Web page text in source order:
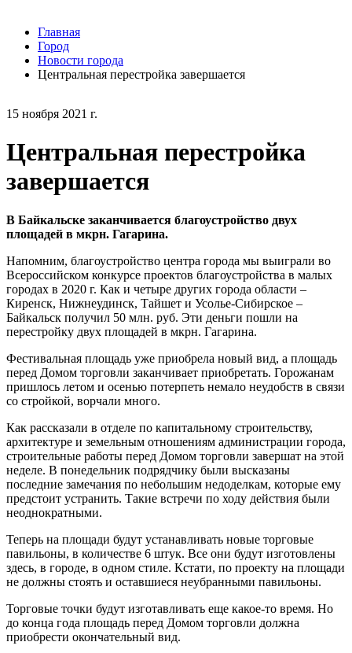
15 ноября 2021 г.
Центральная перестройка
завершается
В Байкальске заканчивается благоустройство двух
площадей в мкрн. Гагарина.
Напомним, благоустройство центра города мы выиграли во
Всероссийском конкурсе проектов благоустройства в малых
городах в 2020 г. Как и четыре других города области –
Киренск, Нижнеудинск, Тайшет и Усолье-Сибирское –
Байкальск получил 50 млн. руб. Эти деньги пошли на
перестройку двух площадей в мкрн. Гагарина.
Фестивальная площадь уже приобрела новый вид, а площадь
перед Домом торговли заканчивает приобретать. Горожанам
пришлось летом и осенью потерпеть немало неудобств в связи
со стройкой, ворчали много.
Как рассказали в отделе по капитальному строительству,
архитектуре и земельным отношениям администрации города,
строительные работы перед Домом торговли завершат на этой
неделе. В понедельник подрядчику были высказаны
последние замечания по небольшим недоделкам, которые ему
предстоит устранить. Такие встречи по ходу действия были
неоднократными.
Теперь на площади будут устанавливать новые торговые
павильоны, в количестве 6 штук. Все они будут изготовлены
здесь, в городе, в одном стиле. Кстати, по проекту на площади
не должны стоять и оставшиеся неубранными павильоны.
Торговые точки будут изготавливать еще какое-то время. Но
до конца года площадь перед Домом торговли должна
приобрести окончательный вид.
Главная
Город
Новости города
Центральная перестройка завершается